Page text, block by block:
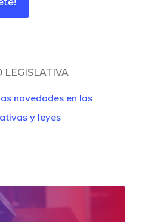
novedades en las
y leyes